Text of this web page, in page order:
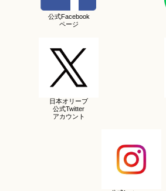
公式Facebook
ページ
日本オリーブ
公式Twitter
アカウント